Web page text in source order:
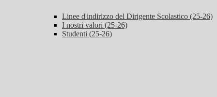
Linee d'indirizzo del Dirigente Scolastico (25-26)
I nostri valori (25-26)
Studenti (25-26)